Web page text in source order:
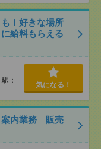
！好きな場所
給料もらえる
：
気になる！
案内業務 販売